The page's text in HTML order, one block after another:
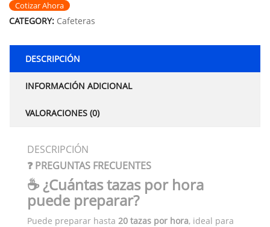
Cotizar Ahora
CATEGORY: Cafeteras
DESCRIPCIÓN
INFORMACIÓN ADICIONAL
VALORACIONES (0)
DESCRIPCIÓN
❓ PREGUNTAS FRECUENTES
☕ ¿Cuántas tazas por hora
puede preparar?
Puede preparar hasta 20 tazas por hora, ideal para